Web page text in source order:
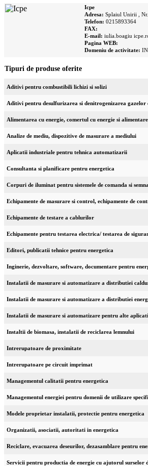
Icpe
Adresa: Splaiul Unirii ,
Telefon: 0215893364
FAX:
E-mail: iulia.boagiu
Pagina WEB:
Domeniu de activitate:
Tipuri de produse oferite
Aditivi pentru combustibili lichizi si solizi
Aditivi pentru desulfurizarea si denitrogenizarea gazelor
Alimentarea cu energie, comertul cu energie si
Analize de mediu, dispozitive de masurare a mediului
Aplicatii industriale pentru tehnica automatizarii
Consultanta si planificare pentru energetica
Corpuri de iluminat pentru sistemele de comanda si
Echipamente de masurare si control, echipamente de
Echipamente de testare a cablurilor
Echipamente pentru testarea electrica/ testarea de
Editori, publicatii tehnice pentru energetica
Inginerie, dezvoltare, software, documentare pentru
Instalatii de masurare si automatizare a distributiei
Instalatii de masurare si automatizare a distributiei
Instalatii de masurare si automatizare pentru alte
Instaltii de biomasa, instalatii de reciclarea lemnului
Intrerupatoare de proximitate
Intrerupatoare pe circuit imprimat
Managementul calitatii pentru energetica
Managementul energiei pentru domenii de utilizare
Modele proprietar instalatii, protectie pentru energetica
Organizatii, asociatii, autoritati in energetica
Reciclare, evacuarea deseurilor, dezasamblare pentru
Servicii pentru productia de energie cu ajutorul surselor